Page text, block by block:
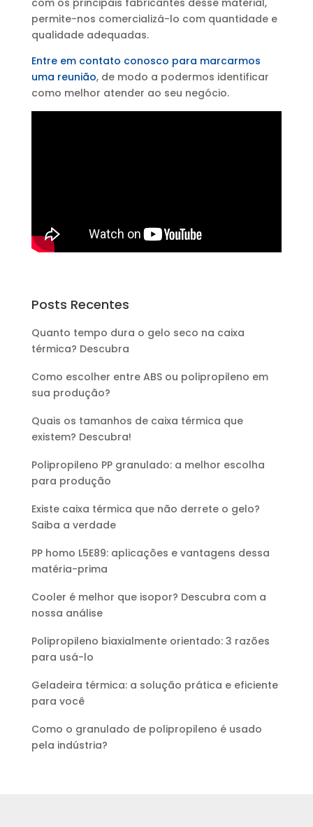
permite-nos comercializá-lo com quantidade e
qualidade adequadas.
Entre em contato conosco para marcarmos
uma reunião, de modo a podermos identificar
como melhor atender ao seu negócio.
Posts Recentes
Quanto tempo dura o gelo seco na caixa
térmica? Descubra
Como escolher entre ABS ou polipropileno em
sua produção?
Quais os tamanhos de caixa térmica que
existem? Descubra!
Polipropileno PP granulado: a melhor escolha
para produção
Existe caixa térmica que não derrete o gelo?
Saiba a verdade
PP homo L5E89: aplicações e vantagens dessa
matéria-prima
Cooler é melhor que isopor? Descubra com a
nossa análise
Polipropileno biaxialmente orientado: 3 razões
para usá-lo
Geladeira térmica: a solução prática e eficiente
para você
Como o granulado de polipropileno é usado
pela indústria?